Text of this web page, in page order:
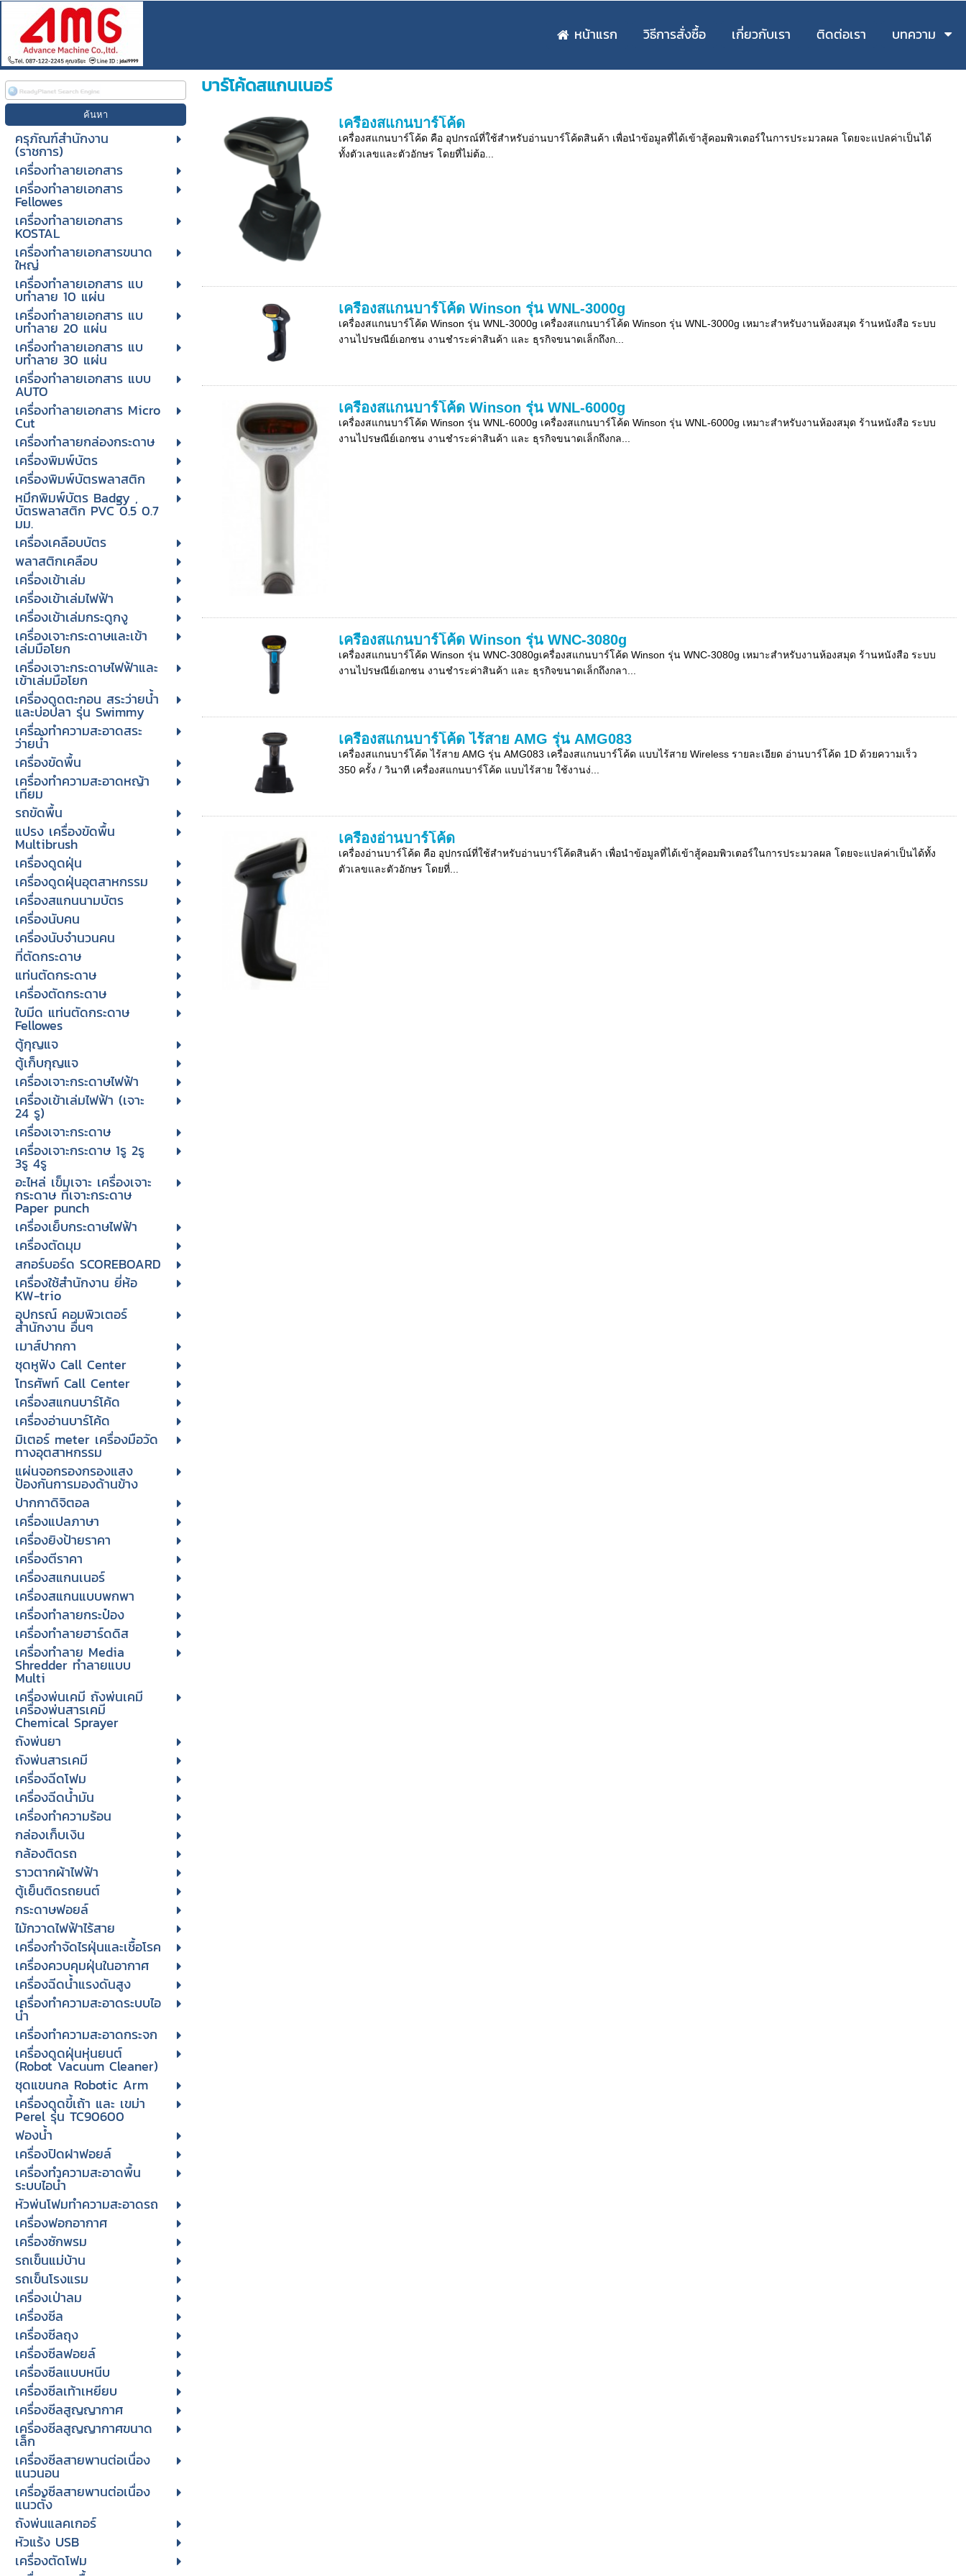
หน้าแรก วิธีการสั่งซื้อ เกี่ยวกับเรา ติดต่อเรา บทความ
ครุภัณฑ์สำนักงาน
(ราชการ)
เครื่องทำลายเอกสาร
เครื่องทำลายเอกสาร
Fellowes
เครื่องทำลายเอกสาร
KOSTAL
เครื่องทำลายเอกสารขนาด
ใหญ่
เครื่องทําลายเอกสาร แบ
บทําลาย 10 แผ่น
เครื่องทําลายเอกสาร แบ
บทําลาย 20 แผ่น
เครื่องทําลายเอกสาร แบ
บทําลาย 30 แผ่น
เครื่องทำลายเอกสาร แบบ
AUTO
เครื่องทำลายเอกสาร Micro
Cut
เครื่องทำลายกล่องกระดาษ
เครื่องพิมพ์บัตร
เครื่องพิมพ์บัตรพลาสติก
หมึกพิมพ์บัตร Badgy ,
บัตรพลาสติก PVC 0.5 0.7
มม.
เครื่องเคลือบบัตร
พลาสติกเคลือบ
เครื่องเข้าเล่ม
เครื่องเข้าเล่มไฟฟ้า
เครื่องเข้าเล่มกระดูกงู
เครื่องเจาะกระดาษและเข้า
เล่มมือโยก
เครื่องเจาะกระดาษไฟฟ้าและ
เข้าเล่มมือโยก
เครื่องดูดตะกอน สระว่ายน้ำ
และบ่อปลา รุ่น Swimmy
เครื่องทำความสะอาดสระ
ว่ายน้ำ
เครื่องขัดพื้น
เครื่องทำความสะอาดหญ้า
เทียม
รถขัดพื้น
แปรง เครื่องขัดพื้น
Multibrush
เครื่องดูดฝุ่น
เครื่องดูดฝุ่นอุตสาหกรรม
เครื่องสแกนนามบัตร
เครื่องนับคน
เครื่องนับจํานวนคน
ที่ตัดกระดาษ
แท่นตัดกระดาษ
เครื่องตัดกระดาษ
ใบมีด แท่นตัดกระดาษ
Fellowes
ตู้กุญแจ
ตู้เก็บกุญแจ
เครื่องเจาะกระดาษไฟฟ้า
เครื่องเข้าเล่มไฟฟ้า (เจาะ
24 รู)
เครื่องเจาะกระดาษ
เครื่องเจาะกระดาษ 1รู 2รู
3รู 4รู
อะไหล่ เข็มเจาะ เครื่องเจาะ
กระดาษ ที่เจาะกระดาษ
Paper punch
เครื่องเย็บกระดาษไฟฟ้า
เครื่องตัดมุม
สกอร์บอร์ด SCOREBOARD
เครื่องใช้สำนักงาน ยี่ห้อ
KW-trio
อุปกรณ์ คอมพิวเตอร์
สำนักงาน อื่นๆ
เมาส์ปากกา
ชุดหูฟัง Call Center
โทรศัพท์ Call Center
เครื่องสแกนบาร์โค้ด
เครื่องอ่านบาร์โค้ด
มิเตอร์ meter เครื่องมือวัด
ทางอุตสาหกรรม
แผ่นจอกรองกรองแสง
ป้องกันการมองด้านข้าง
ปากกาดิจิตอล
เครื่องแปลภาษา
เครื่องยิงป้ายราคา
เครื่องตีราคา
เครื่องสแกนเนอร์
เครื่องสแกนแบบพกพา
เครื่องทำลายกระป๋อง
เครื่องทำลายฮาร์ดดิส
เครื่องทำลาย Media
Shredder ทำลายแบบ
Multi
เครื่องพ่นเคมี ถังพ่นเคมี
เครื่องพ่นสารเคมี
Chemical Sprayer
ถังพ่นยา
ถังพ่นสารเคมี
เครื่องฉีดโฟม
เครื่องฉีดน้ำมัน
เครื่องทำความร้อน
กล่องเก็บเงิน
กล้องติดรถ
ราวตากผ้าไฟฟ้า
ตู้เย็นติดรถยนต์
กระดาษฟอยล์
ไม้กวาดไฟฟ้าไร้สาย
เครื่องกำจัดไรฝุ่นและเชื้อโรค
เครื่องควบคุมฝุ่นในอากาศ
เครื่องฉีดน้ำแรงดันสูง
เครื่องทำความสะอาดระบบไอ
น้ำ
เครื่องทำความสะอาดกระจก
เครื่องดูดฝุ่นหุ่นยนต์
(Robot Vacuum Cleaner)
ชุดแขนกล Robotic Arm
เครื่องดูดขี้เถ้า และ เขม่า
Perel รุ่น TC90600
ฟองน้ำ
เครื่องปิดฝาฟอยล์
เครื่องทำความสะอาดพื้น
ระบบไอน้ำ
หัวพ่นโฟมทำความสะอาดรถ
เครื่องฟอกอากาศ
เครื่องซักพรม
รถเข็นแม่บ้าน
รถเข็นโรงแรม
เครื่องเป่าลม
เครื่องซีล
เครื่องซีลถุง
เครื่องซีลฟอยล์
เครื่องซีลแบบหนีบ
เครื่องซีลเท้าเหยียบ
เครื่องซีลสูญญากาศ
เครื่องซีลสูญญากาศขนาด
เล็ก
เครื่องซีลสายพานต่อเนื่อง
แนวนอน
เครื่องซีลสายพานต่อเนื่อง
แนวตั้ง
ถังพ่นแลคเกอร์
หัวแร้ง USB
เครื่องตัดโฟม
บาร์โค้ดสแกนเนอร์
เครื่องสแกนบาร์โค้ด
เครื่องสแกนบาร์โค้ด คือ อุปกรณ์ที่ใช้สำหรับอ่านบาร์โค้ดสินค้า เพื่อนำข้อมูลที่ได้เข้าสู้คอมพิวเตอร์ในการประมวลผล โดยจะแปลค่าเป็นได้
ทั้งตัวเลขและตัวอักษร โดยที่ไม่ต้อ...
เครื่องสแกนบาร์โค้ด Winson รุ่น WNL-3000g
เครื่องสแกนบาร์โค้ด Winson รุ่น WNL-3000g เครื่องสแกนบาร์โค้ด Winson รุ่น WNL-3000g เหมาะสำหรับงานห้องสมุด ร้านหนังสือ ระบบ
งานไปรษณีย์เอกชน งานชำระค่าสินค้า และ ธุรกิจขนาดเล็กถึงก...
เครื่องสแกนบาร์โค้ด Winson รุ่น WNL-6000g
เครื่องสแกนบาร์โค้ด Winson รุ่น WNL-6000g เครื่องสแกนบาร์โค้ด Winson รุ่น WNL-6000g เหมาะสำหรับงานห้องสมุด ร้านหนังสือ ระบบ
งานไปรษณีย์เอกชน งานชำระค่าสินค้า และ ธุรกิจขนาดเล็กถึงกล...
เครื่องสแกนบาร์โค้ด Winson รุ่น WNC-3080g
เครื่องสแกนบาร์โค้ด Winson รุ่น WNC-3080gเครื่องสแกนบาร์โค้ด Winson รุ่น WNC-3080g เหมาะสำหรับงานห้องสมุด ร้านหนังสือ ระบบ
งานไปรษณีย์เอกชน งานชำระค่าสินค้า และ ธุรกิจขนาดเล็กถึงกลา...
เครื่องสแกนบาร์โค้ด ไร้สาย AMG รุ่น AMG083
เครื่องสแกนบาร์โค้ด ไร้สาย AMG รุ่น AMG083 เครื่องสแกนบาร์โค้ด แบบไร้สาย Wireless รายละเอียด อ่านบาร์โค้ด 1D ด้วยความเร็ว
350 ครั้ง / วินาที เครื่องสแกนบาร์โค้ด แบบไร้สาย ใช้งานง่...
เครื่องอ่านบาร์โค้ด
เครื่องอ่านบาร์โค้ด คือ อุปกรณ์ที่ใช้สำหรับอ่านบาร์โค้ดสินค้า เพื่อนำข้อมูลที่ได้เข้าสู้คอมพิวเตอร์ในการประมวลผล โดยจะแปลค่าเป็นได้ทั้ง
ตัวเลขและตัวอักษร โดยที่...